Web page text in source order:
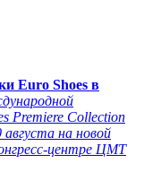
Euro Shoes в
Premiere Collection
на новой
центре ЦМТ